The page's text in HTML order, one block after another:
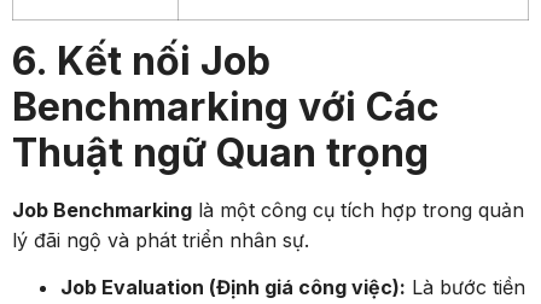
6. Kết nối Job
Benchmarking với Các
Thuật ngữ Quan trọng
Job Benchmarking là một công cụ tích hợp trong quản
lý đãi ngộ và phát triển nhân sự.
Job Evaluation (Định giá công việc): Là bước tiền